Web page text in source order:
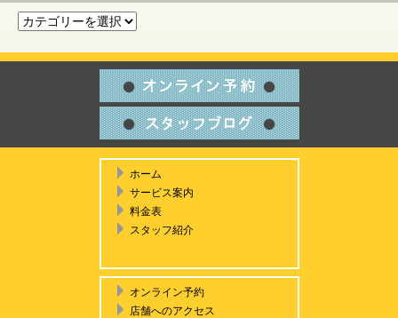
カテゴリ一覧
ホーム
サービス案内
料金表
スタッフ紹介
オンライン予約
店舗へのアクセス